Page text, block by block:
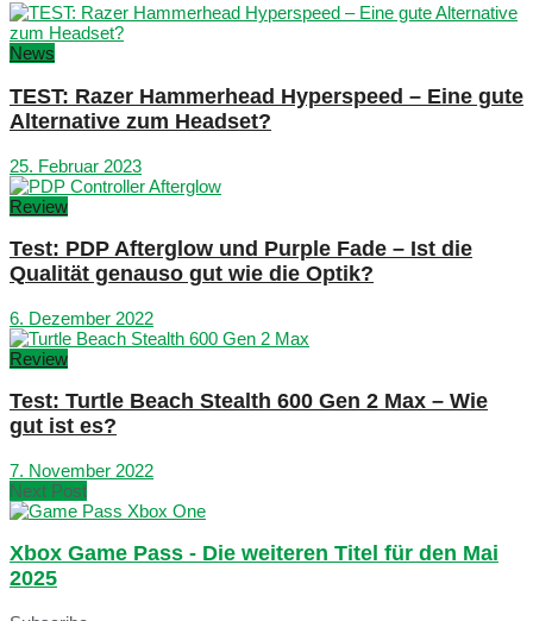
News
TEST: Razer Hammerhead Hyperspeed – Eine gute
Alternative zum Headset?
25. Februar 2023
Review
Test: PDP Afterglow und Purple Fade – Ist die
Qualität genauso gut wie die Optik?
6. Dezember 2022
Review
Test: Turtle Beach Stealth 600 Gen 2 Max – Wie
gut ist es?
7. November 2022
Next Post
Xbox Game Pass - Die weiteren Titel für den Mai
2025